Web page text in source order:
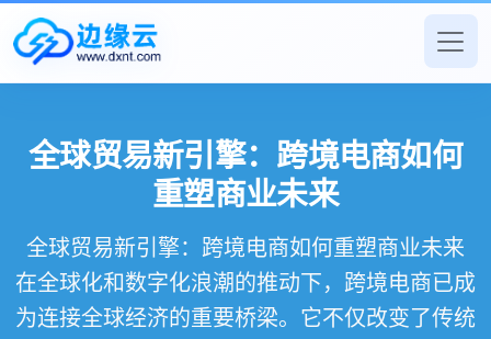
全球贸易新引擎：跨境电商如何
重塑商业未来
全球贸易新引擎：跨境电商如何重塑商业未来
在全球化和数字化浪潮的推动下，跨境电商已成
为连接全球经济的重要桥梁。它不仅改变了传统